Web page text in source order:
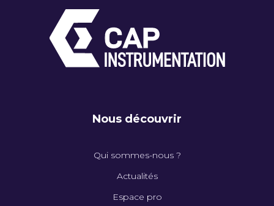
Nous découvrir
Qui sommes-nous ?
Actualités
Espace pro